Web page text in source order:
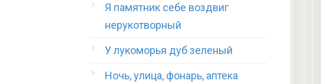
Я памятник себе воздвиг
нерукотворный
У лукоморья дуб зеленый
Ночь, улица, фонарь, аптека